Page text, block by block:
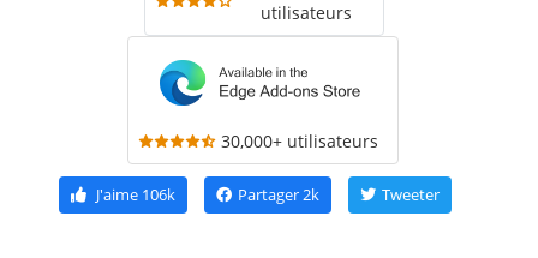
utilisateurs
30,000+ utilisateurs
J'aime106k Partager2k Tweeter